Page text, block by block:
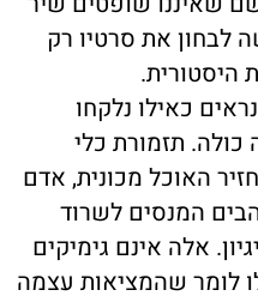
לבחון את סרטיו רק
היסטורית.
כאילו נלקחו
תזמורת כלי
האוכל מכונית, אדם
המנסים לשרוד
אלה אינם גימיקים
לומר שהמציאות עצמה